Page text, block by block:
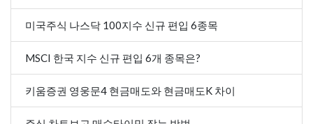
미국주식 나스닥 100지수 신규 편입 6종목
MSCI 한국 지수 신규 편입 6개 종목은?
키움증권 영웅문4 현금매도와 현금매도K 차이